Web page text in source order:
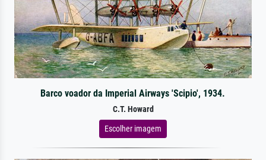
Barco voador da Imperial Airways 'Scipio', 1934.
C.T. Howard
Escolher imagem